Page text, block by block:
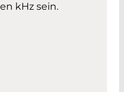
kHz sein.